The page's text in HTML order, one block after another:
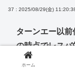
37 : 2025/08/29(金)
ターンエー以
の時点でレスバ
ホーム